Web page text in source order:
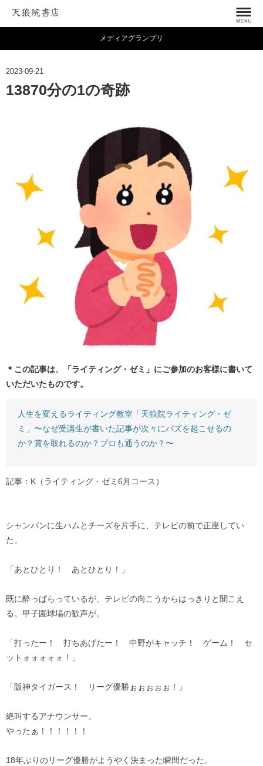
メディアグランプリ
2023-09-21
13870分の1の奇跡
＊この記事は、「ライティング・ゼミ」にご参加のお客様に書いて
いただいたものです。
人生を変えるライティング教室「天狼院ライティング・ゼ
ミ」〜なぜ受講生が書いた記事が次々にバズを起こせるの
か？賞を取れるのか？プロも通うのか？〜
記事：K（ライティング・ゼミ6月コース）
シャンパンに生ハムとチーズを片手に、テレビの前で正座してい
た。
「あとひとり！ あとひとり！」
既に酔っぱらっているが、テレビの向こうからはっきりと聞こえ
る。甲子園球場の歓声が。
「打ったー！ 打ちあげたー！ 中野がキャッチ！ ゲーム！ セ
ットォォォォォ！」
「阪神タイガース！ リーグ優勝ぉぉぉぉぉ！」
絶叫するアナウンサー。
やったぁ！！！！！！
18年ぶりのリーグ優勝がようやく決まった瞬間だった。